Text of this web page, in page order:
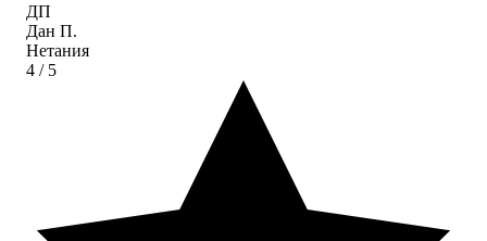
ДП
Дан П.
Нетания
4 / 5